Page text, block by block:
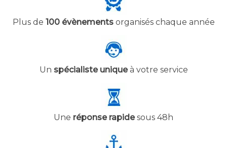
Plus de 100 évènementsorganisés chaque année
Un spécialiste uniqueà votre service
Une réponse rapidesous 48h